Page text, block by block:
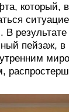
который,
пейзаж, в